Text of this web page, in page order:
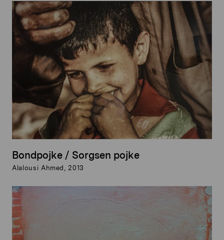
Bondpojke / Sorgsen pojke
Alalousi Ahmed, 2013